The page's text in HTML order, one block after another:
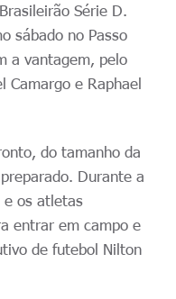
Série D.
sábado no Passo
a vantagem, pelo
Camargo e Raphael
do tamanho da
Durante a
e os atletas
entrar em campo e
de futebol Nilton